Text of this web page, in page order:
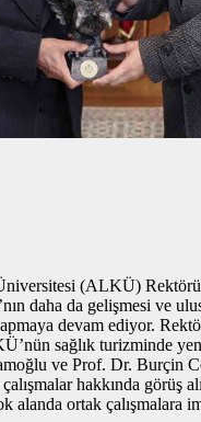
(ALKÜ)
daha da gelişmesi ve
devam ediyor.
sağlık turizminde
ve Prof. Dr. Burçin
hakkında görüş
alanda ortak çalışmalara